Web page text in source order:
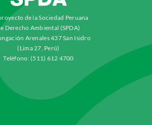
de la Sociedad Peruana
Derecho Ambiental (SPDA)
Arenales 437 San Isidro
(Lima 27, Perú)
Teléfono: (511) 612 4700